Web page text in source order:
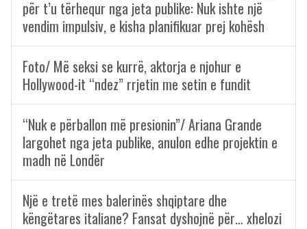
për t’u tërhequr nga jeta publike: Nuk ishte një
vendim impulsiv, e kisha planifikuar prej kohësh
Foto/ Më seksi se kurrë, aktorja e njohur e
Hollywood-it “ndez” rrjetin me setin e fundit
“Nuk e përballon më presionin”/ Ariana Grande
largohet nga jeta publike, anulon edhe projektin e
madh në Londër
Një e tretë mes balerinës shqiptare dhe
këngëtares italiane? Fansat dyshojnë për… xhelozi